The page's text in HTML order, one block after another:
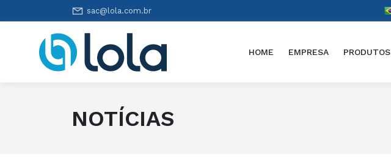
sac@lola.com.br
HOME (CURRENT)
EMPRESA PRODUTOS
NOTÍCIAS